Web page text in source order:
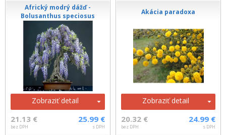
Africký modrý dážď -
Bolusanthus speciosus
Zobraziť detail
21.13 €
bez DPH
25.99 €
s DPH
Akácia paradoxa
Zobraziť detail
20.32 €
bez DPH
24.99 €
s DPH